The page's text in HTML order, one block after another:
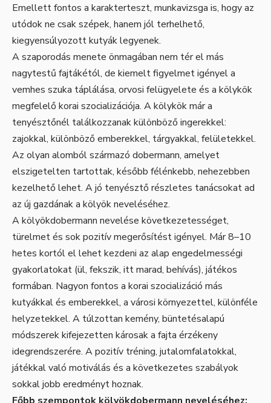
Emellett fontos a karakterteszt, munkavizsga is, hogy az
utódok ne csak szépek, hanem jól terhelhető,
kiegyensúlyozott kutyák legyenek.
A szaporodás menete önmagában nem tér el más
nagytestű fajtákétól, de kiemelt figyelmet igényel a
vemhes szuka táplálása, orvosi felügyelete és a kölykök
megfelelő korai szocializációja. A kölykök már a
tenyésztőnél találkozzanak különböző ingerekkel:
zajokkal, különböző emberekkel, tárgyakkal, felületekkel.
Az olyan alomból származó dobermann, amelyet
elszigetelten tartottak, később félénkebb, nehezebben
kezelhető lehet. A jó tenyésztő részletes tanácsokat ad
az új gazdának a kölyök neveléséhez.
A kölyökdobermann nevelése következetességet,
türelmet és sok pozitív megerősítést igényel. Már 8–10
hetes kortól el lehet kezdeni az alap engedelmességi
gyakorlatokat (ül, fekszik, itt marad, behívás), játékos
formában. Nagyon fontos a korai szocializáció más
kutyákkal és emberekkel, a városi környezettel, különféle
helyzetekkel. A túlzottan kemény, büntetésalapú
módszerek kifejezetten károsak a fajta érzékeny
idegrendszerére. A pozitív tréning, jutalomfalatokkal,
játékkal való motiválás és a következetes szabályok
sokkal jobb eredményt hoznak.